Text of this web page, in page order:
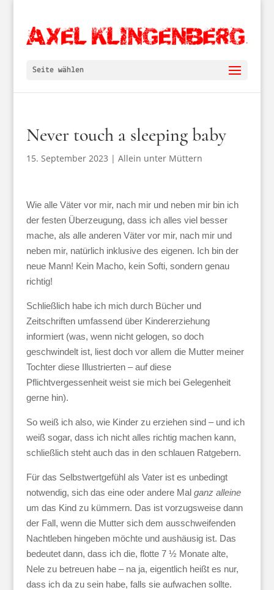
Seite wählen
Never touch a sleeping baby
15. September 2023 | Allein unter Müttern
Wie alle Väter vor mir, nach mir und neben mir bin ich
der festen Überzeugung, dass ich alles viel besser
mache, als alle anderen Väter vor mir, nach mir und
neben mir, natürlich inklusive des eigenen. Ich bin der
neue Mann! Kein Macho, kein Softi, sondern genau
richtig!
Schließlich habe ich mich durch Bücher und
Zeitschriften umfassend über Kindererziehung
informiert (was, wenn nicht gelogen, so doch
geschwindelt ist, liest doch vor allem die Mutter meiner
Tochter diese Illustrierten – auf diese
Pflichtvergessenheit weist sie mich bei Gelegenheit
gerne hin).
So weiß ich also, wie Kinder zu erziehen sind – und ich
weiß sogar, dass ich nicht alles richtig machen kann,
schließlich steht auch das in den schlauen Ratgebern.
Für das Selbstwertgefühl als Vater ist es unbedingt
notwendig, sich das eine oder andere Mal ganz alleine
um das Kind zu kümmern. Das ist vorzugsweise dann
der Fall, wenn die Mutter sich dem ausschweifenden
Nachtleben hingeben möchte und aushäusig ist. Das
bedeutet dann, dass ich die, flotte 7 ½ Monate alte,
Nele zu betreuen habe – na ja, eigentlich heißt es nur,
dass ich da zu sein habe, falls sie aufwachen sollte.